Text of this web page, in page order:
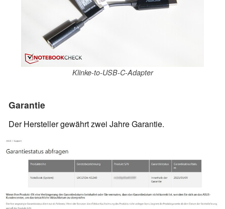
Klinke-to-USB-C-Adapter
Garantie
Der Hersteller gewährt zwei Jahre Garantie.